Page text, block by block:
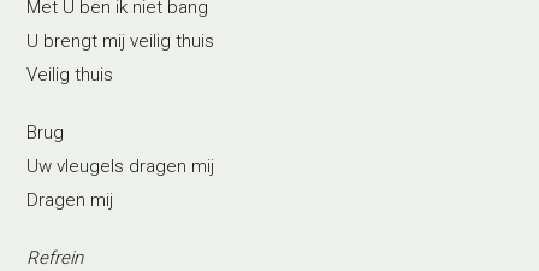
Met U ben ik niet bang
U brengt mij veilig thuis
Veilig thuis
Brug
Uw vleugels dragen mij
Dragen mij
Refrein